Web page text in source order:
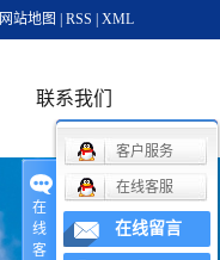
网站地图 RSS XML
联系我们
联系方式
地理位置
在
线
客
客户服务
在线客服
在线留言